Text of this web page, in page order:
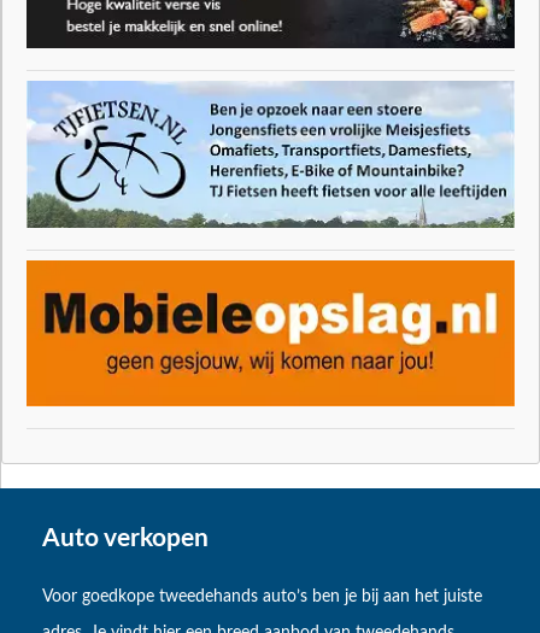
Auto verkopen
Voor goedkope tweedehands auto’s ben je bij aan het juiste